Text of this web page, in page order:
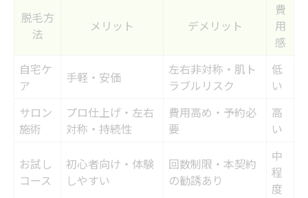
脱毛方
法
メリット デメリット
費
用
感
自宅ケ
ア
手軽・安価
左右非対称・肌ト
ラブルリスク
低
い
サロン
施術
プロ仕上げ・左右
対称・持続性
費用高め・予約必
要
高
い
お試し
コース
初心者向け・体験
しやすい
回数制限・本契約
の勧誘あり
中
程
度